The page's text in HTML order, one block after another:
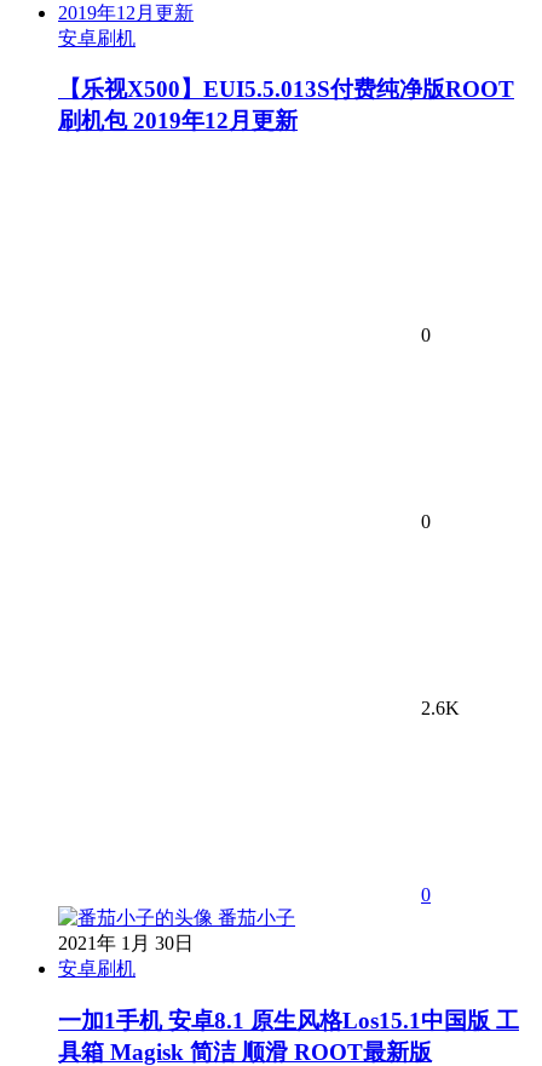
安卓刷机
【乐视X500】EUI5.5.013S付费纯净版ROOT
刷机包 2019年12月更新
0
0
2.6K
0
番茄小子
2021年 1月 30日
安卓刷机
一加1手机 安卓8.1 原生风格Los15.1中国版 工
具箱 Magisk 简洁 顺滑 ROOT最新版